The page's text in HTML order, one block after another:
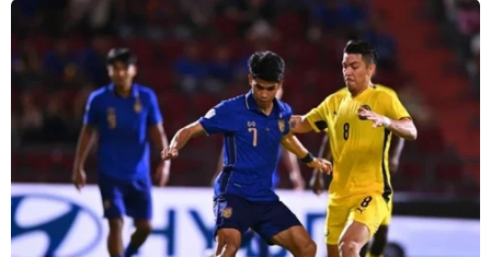
Phú Yên: Khởi tố nhóm đối tượng về hành
vi bắt giữ người trái pháp luật
22/11/2023 14:38
Biết được anh Đ sử dụng giấy tờ giả để mượn tiền và
với mục đích đòi nợ nên Trọng và Hương cùng Luân,
Nam, Tuấn đã bàn bạc và bắt anh Đ về nhà của
Hương để gây sức ép trả nợ.